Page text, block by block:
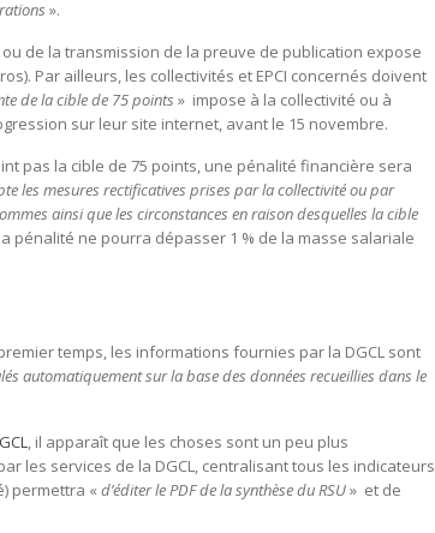
».
de la transmission de la preuve de publication expose
Par ailleurs, les collectivités et EPCI concernés doivent
de la cible de 75 points » impose à la collectivité ou à
sur leur site internet, avant le 15 novembre.
pas la cible de 75 points, une pénalité financière sera
les mesures rectificatives prises par la collectivité ou par
ainsi que les circonstances en raison desquelles la cible
pénalité ne pourra dépasser 1 % de la masse salariale
temps, les informations fournies par la DGCL sont
automatiquement sur la base des données recueillies dans le
, il apparaît que les choses sont un peu plus
les services de la DGCL, centralisant tous les indicateurs
permettra « d’éditer le PDF de la synthèse du RSU» et de